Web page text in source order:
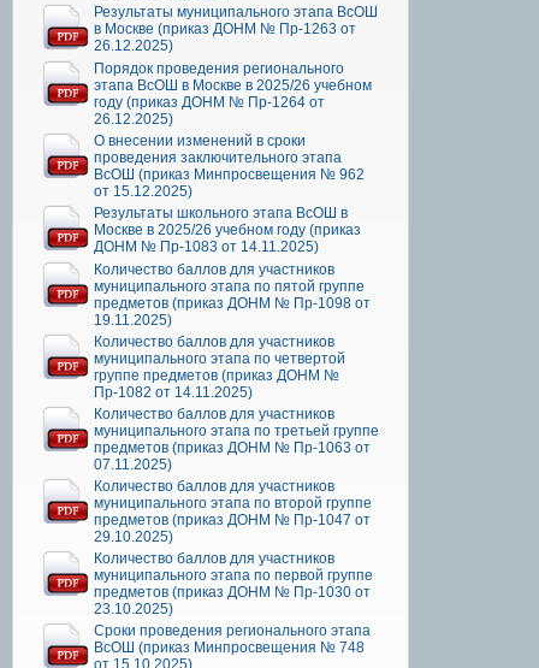
Результаты муниципального этапа ВсОШ
в Москве (приказ ДОНМ № Пр-1263 от
26.12.2025)
Порядок проведения регионального
этапа ВсОШ в Москве в 2025/26 учебном
году (приказ ДОНМ № Пр-1264 от
26.12.2025)
О внесении изменений в сроки
проведения заключительного этапа
ВсОШ (приказ Минпросвещения № 962
от 15.12.2025)
Результаты школьного этапа ВсОШ в
Москве в 2025/26 учебном году (приказ
ДОНМ № Пр-1083 от 14.11.2025)
Количество баллов для участников
муниципального этапа по пятой группе
предметов (приказ ДОНМ № Пр-1098 от
19.11.2025)
Количество баллов для участников
муниципального этапа по четвертой
группе предметов (приказ ДОНМ №
Пр-1082 от 14.11.2025)
Количество баллов для участников
муниципального этапа по третьей группе
предметов (приказ ДОНМ № Пр-1063 от
07.11.2025)
Количество баллов для участников
муниципального этапа по второй группе
предметов (приказ ДОНМ № Пр-1047 от
29.10.2025)
Количество баллов для участников
муниципального этапа по первой группе
предметов (приказ ДОНМ № Пр-1030 от
23.10.2025)
Сроки проведения регионального этапа
ВсОШ (приказ Минпросвещения № 748
от 15.10.2025)